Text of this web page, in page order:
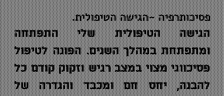
פסיכותרפיה -הגישה הטיפולית.
הגישה הטיפולית שלי התפתחה
ומתפתחת במהלך השנים. הפונה לטיפול
פסיכווגי מצוי במצב רגיש וזקוק קודם כל
להבנה, יחס חם ומכבד והגדרה של